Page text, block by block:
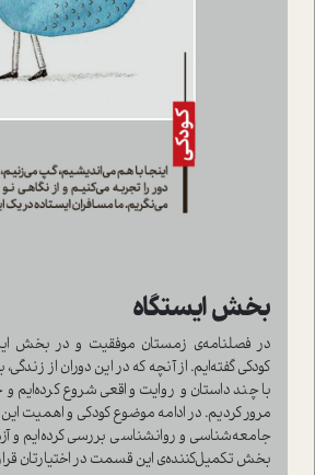
بخش ایستگاه
در فصلنامه‌ی زمستان موفقیت و در بخش
کودکی گفته‌ایم. از آنچه که در این دوران از
با چند داستان و روایت واقعی شروع کرده‌ایم و
مرور کردیم. در ادامه موضوع کودکی و اهمیت این
جامعه‌شناسی و روانشناسی بررسی کرده‌ایم و
بخش تکمیل‌کننده‌ی این قسمت در اختیارتان قرار